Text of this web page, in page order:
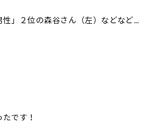
性」２位の森谷さん（左）などなど…
です！